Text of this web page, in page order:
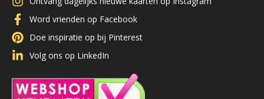
Word vrienden op Facebook
Doe inspiratie op bij Pinterest
Volg ons op LinkedIn